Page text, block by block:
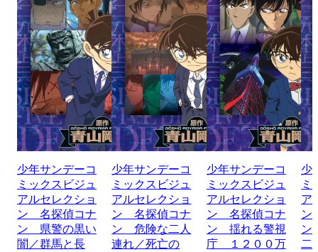
少年サンデーコ
ミックスビジュ
アルセレクショ
ン 名探偵コナ
ン 県警の黒い
闇／群馬と長
少年サンデーコ
ミックスビジュ
アルセレクショ
ン 名探偵コナ
ン 危険な二人
連れ／死亡の
少年サンデーコ
ミックスビジュ
アルセレクショ
ン 名探偵コナ
ン 揺れる警視
庁 １２００万
少
ミ
ア
ン
ン
二